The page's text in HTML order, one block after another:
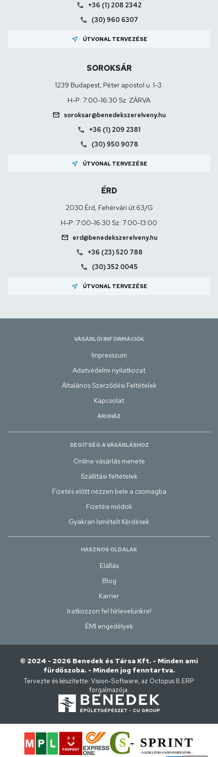
call +36 (1) 208 2342
call (30) 960 6307
near_me ÚTVONAL TERVEZÉSE
SOROKSÁR
1239 Budapest, Péter apostol u. 1-3.
H-P: 7:00-16:30 Sz: ZÁRVA
mail soroksar@benedekszerelveny.hu
call +36 (1) 209 2381
call (30) 950 9078
near_me ÚTVONAL TERVEZÉSE
ÉRD
2030 Érd, Fehérvári út 63/G
H-P: 7:00-16:30 Sz: 7:00-13:00
mail erd@benedekszerelveny.hu
call +36 (23) 520 788
call (30) 352 0045
near_me ÚTVONAL TERVEZÉSE
VÁSÁRLÓI INFORMÁCIÓK
Impresszum
Adatvédelmi nyilatkozat
Általános Szerződési Feltételek
Kapcsolat
ÁRUHÁZ
SEGÍTSÉG A VÁSÁRLÁSHOZ
Online vásárlás menete
Szállítási feltételek
Fizetés előtt nézzen bele a csomagba
Fizetési módok
Gyakran Ismételt Kérdések
HASZNOS OLDALAK
Elállás
Blog
Karrier
Iratkozzon fel hírlevelünkre!
ÉMI engedélyek
© 2024 - 2026 Benedek és Társa Kft. - Minden ami
fürdőszoba. - Minden jog fenntartva.
Tervezte és készítette: Vision-Software, az Octopus 8 ERP
forgalmazója.